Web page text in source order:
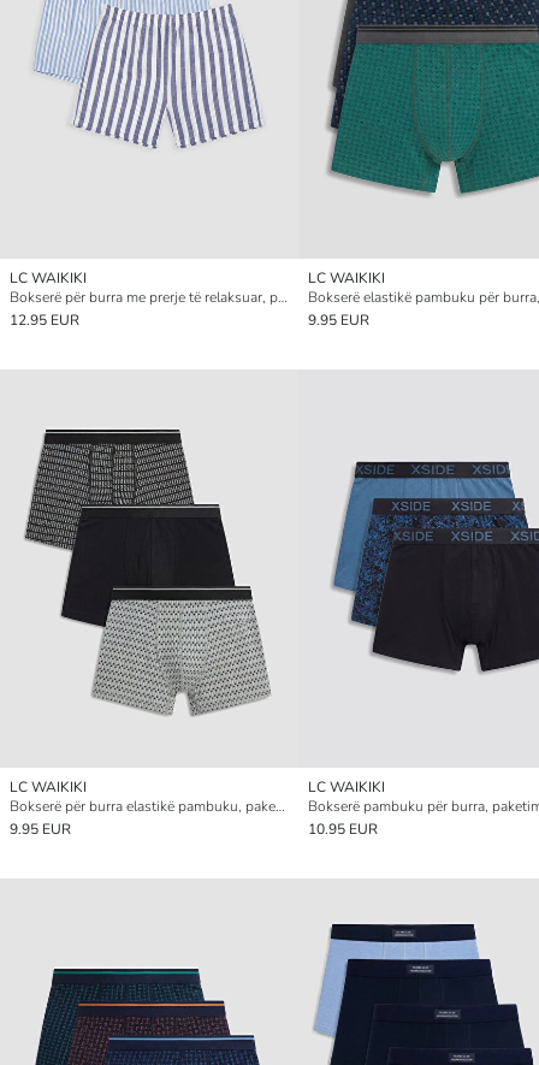
LC WAIKIKI
Bokserë për burra me prerje të relaksuar, pambuk me vija, 2 pako
12.95 EUR
LC WAIKIKI
9.95 EUR
LC WAIKIKI
Bokserë për burra elastikë pambuku, paketim 3-copësh
9.95 EUR
LC WAIKIKI
10.95 EUR